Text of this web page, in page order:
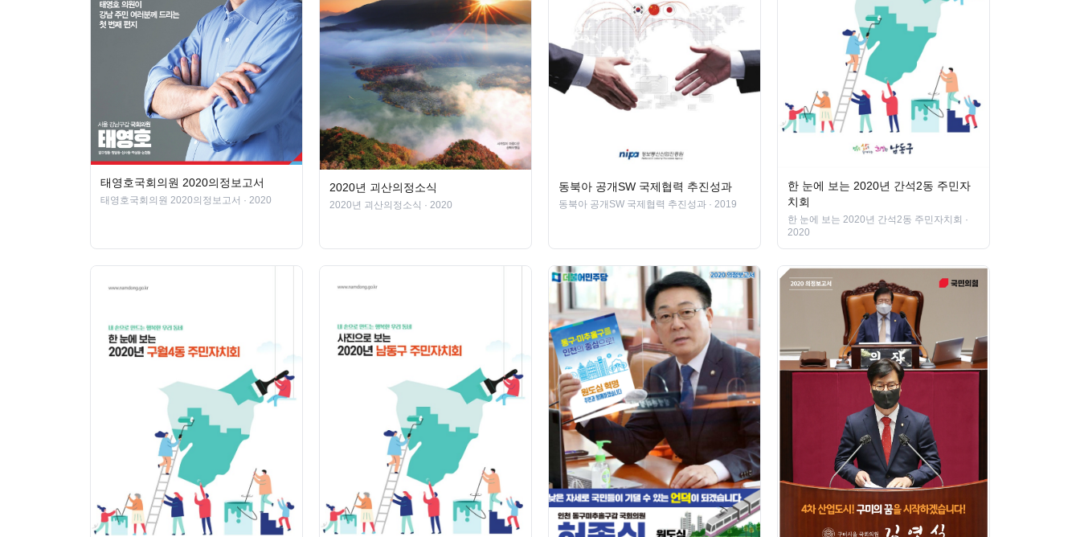
태영호국회의원 2020의정보고서
태영호국회의원 2020의정보고서 · 2020
2020년 괴산의정소식
2020년 괴산의정소식 · 2020
동북아 공개SW 국제협력 추진성과
동북아 공개SW 국제협력 추진성과 · 2019
한 눈에 보는 2020년 간석2동 주민자
치회
한 눈에 보는 2020년 간석2동 주민자치회 ·
2020